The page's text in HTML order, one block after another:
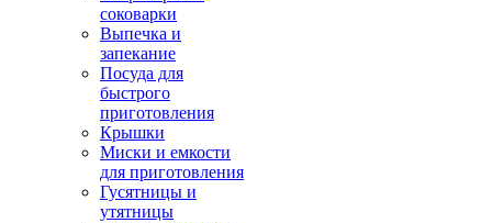
соковарки
Выпечка и
запекание
Посуда для
быстрого
приготовления
Крышки
Миски и емкости
для приготовления
Гусятницы и
утятницы